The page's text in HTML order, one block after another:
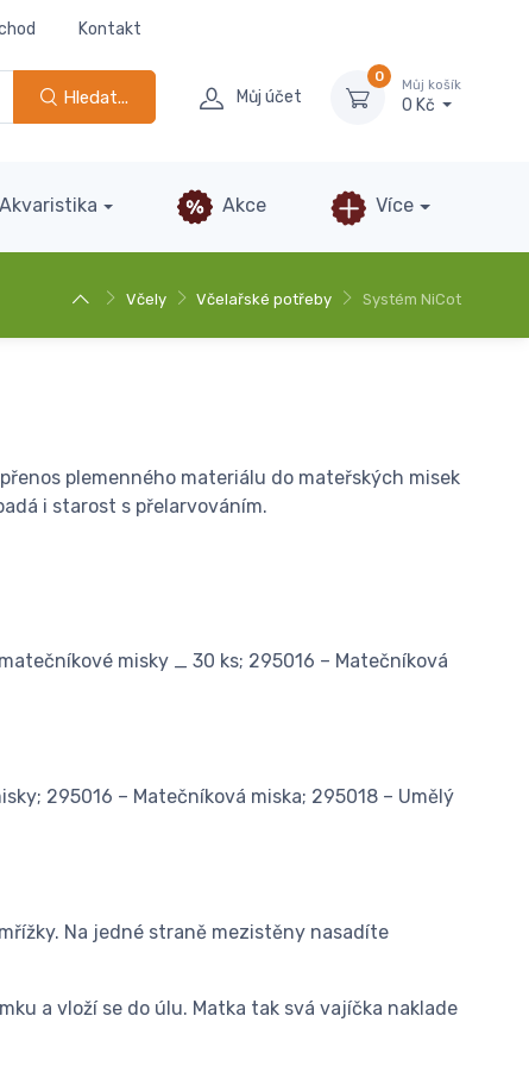
Kontakt
Hledat... Můj účet
0
Můj košík
0 Kč
Akvaristika Akce Více
Včely Včelařské potřeby Systém NiCot
plemenného materiálu do mateřských misek
i starost s přelarvováním.
misky _ 30 ks; 295016 – Matečníková
295016 – Matečníková miska; 295018 – Umělý
Na jedné straně mezistěny nasadíte
a vloží se do úlu. Matka tak svá vajíčka naklade